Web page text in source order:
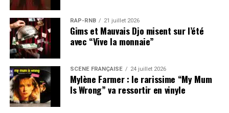
RAP-RNB 21 juillet 2026
Gims et Mauvais Djo misent sur l’été
avec “Vive la monnaie”
SCÈNE FRANÇAISE 24 juillet 2026
Mylène Farmer : le rarissime “My Mum
Is Wrong” va ressortir en vinyle